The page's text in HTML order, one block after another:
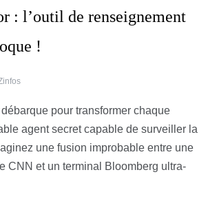
: l’outil de renseignement
!
débarque pour transformer chaque
agent secret capable de surveiller la
une fusion improbable entre une
CNN et un terminal Bloomberg ultra-